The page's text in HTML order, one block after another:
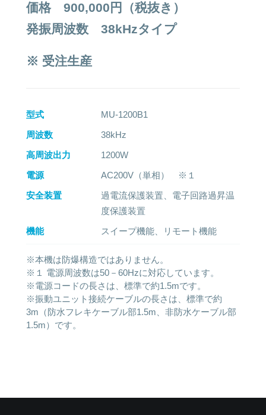
価格 900,000円（税抜き）
発振周波数 38kHzタイプ
※ 受注生産
型式
MU-1200B1
周波数
38kHz
高周波出力
1200W
電源
AC200V（単相） ※１
安全装置
過電流保護装置、電子回路過昇温
度保護装置
機能
スイープ機能、リモート機能
※本機は防爆構造ではありません。
※１ 電源周波数は50－60Hzに対応しています。
※電源コードの長さは、標準で約1.5mです。
※振動ユニット接続ケーブルの長さは、標準で約
3m（防水フレキケーブル部1.5m、非防水ケーブル部
1.5m）です。